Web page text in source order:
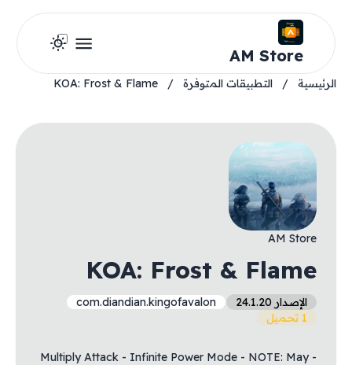
AM Store
الرئيسية / التطبيقات المتوفرة /
KOA: Frost & Flame
AM Store
KOA: Frost & Flame
الإصدار 24.1.20
com.diandian.kingofavalon
1 تحميل
- Multiply Attack - Infinite Power Mode - NOTE: May